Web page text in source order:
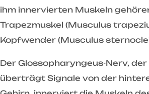
ihm innervierten Muskeln
Trapezmuskel (Musculus
Kopfwender (Musculus
Der Glossopharyngeus-Nerv,
überträgt Signale von der